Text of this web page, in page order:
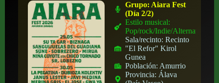
Grupo: Aiara Fest
(Día 2/2)
Estilo musical:
Pop/rock/Indie/Alternativo
Sala/recinto:Recinto
"El Refor" Kirol
Gunea
Población: Amurrio
Provincia: Álava